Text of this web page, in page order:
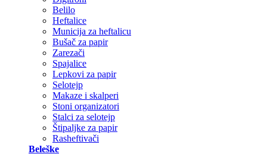
Belilo
Heftalice
Municija za heftalicu
Bušač za papir
Zarezači
Spajalice
Lepkovi za papir
Selotejp
Makaze i skalperi
Stoni organizatori
Stalci za selotejp
Štipaljke za papir
Rasheftivači
Beleške